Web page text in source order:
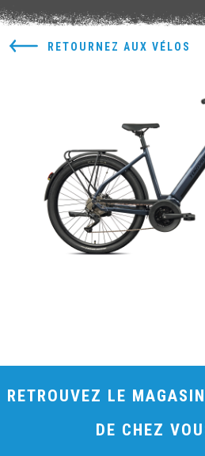
RETOURNEZ AUX VÉLOS
RETROUVEZ LE
DE CHEZ